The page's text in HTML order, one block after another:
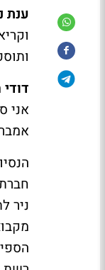
ענת
דודי
אני
ניר